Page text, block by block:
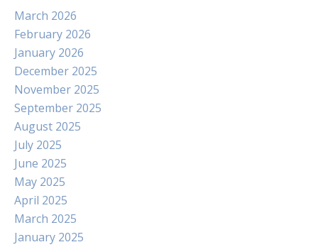
March 2026
February 2026
January 2026
December 2025
November 2025
September 2025
August 2025
July 2025
June 2025
May 2025
April 2025
March 2025
January 2025